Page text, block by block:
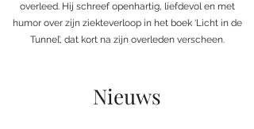
overleed. Hij schreef openhartig, liefdevol en met
humor over zijn ziekteverloop in het boek ‘Licht in de
Tunnel’, dat kort na zijn overleden verscheen.
Nieuws